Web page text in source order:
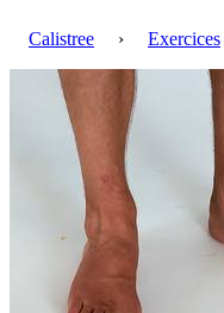
Calistree › Exercices